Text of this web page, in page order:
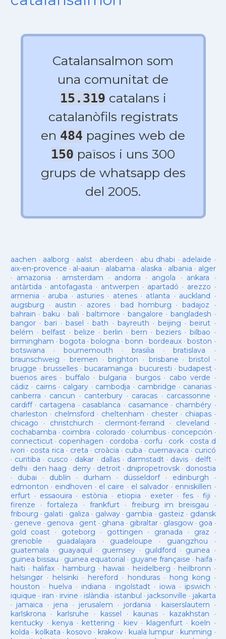
Catalansalmon som
una comunitat de
15.319 catalans i
catalanòfils registrats
en 484 pagines web de
150 països i uns 300
grups de whatsapp des
del 2005.
aachen · aalborg · aalst · aberdeen · abu dhabi · adelaide ·
aix-en-provence · al-aaiun · alabama · alaska · albania · alger
· amazonia · amsterdam · andorra · angola · ankara ·
antàrtida · antofagasta · antwerpen · apartadó · arezzo ·
armenia · aruba · asturies· atenes· atlanta · auckland ·
augsburg · austin · azores·bad homburg ·badajoz ·
bahrain ·baku · bali ·baltimore ·bangalore · bangladesh ·
bangor· bari ·basel ·bath · bayreuth ·beijing ·beirut ·
belém · belfast· belize · berlin ·bern ·beziers ·bilbao ·
birmingham · bogota · bologna ·bonn ·bordeaux ·boston ·
botswana · bournemouth ·brasilia ·bratislava ·
braunschweig · bremen ·brighton · brisbane · bristol ·
brugge · brusselles· bucaramanga · bucuresti · budapest·
buenos aires· buffalo · bulgaria · burgos· cabo verde ·
cádiz · cairns· calgary · cambodja · cambridge · canarias·
canberra · cancun · canterbury · caracas · carcassonne ·
cardiff· cartagena · casablanca · casamance · chambéry·
charleston · chelmsford · cheltenham · chester· chiapas ·
chicago · christchurch · clermont-ferrand · cleveland ·
cochabamba · coimbra · colorado · columbus· concepción ·
connecticut· copenhagen · cordoba · corfu · cork · costa d
ivori · costa rica · creta · croàcia · cuba · cuernavaca · curicó
· curitiba · cusco · dakar · dallas · darmstadt· davis · delft ·
delhi · den haag · derry· detroit· dnipropetrovsk· donostia
· dubai · dublín · durham · düsseldorf· edinburgh ·
edmonton · eindhoven · el caire · el salvador · enniskillen ·
erfurt· essaouira · estònia · etiopia · exeter· fes· fiji ·
firenze ·fortaleza · frankfurt· freiburg im breisgau ·
fribourg · galati · galiza · galway· gambia · gasteiz · gdansk
· geneve · genova · gent· ghana · gibraltar· glasgow· goa ·
gold coast · goteborg · gottingen · granada · graz ·
grenoble · guadalajara · guadeloupe · guangzhou ·
guatemala · guayaquil · guernsey· guildford · guinea ·
guinea bissau · guinea equatorial · guyane française · haifa ·
haiti · halifax · hamburg · hawaii · heidelberg · heilbronn ·
helsingør· helsinki · hereford · honduras· hong kong ·
houston · huelva · indiana · ingolstadt· iowa · ipswich ·
iquique · iran · irvine · islàndia · istanbul · jacksonville · jakarta
· jamaica · jena · jerusalem · jordania · kaiserslautern ·
karlskrona · karlsruhe · kassel · kaunas· kazakhstan ·
kentucky· kenya · kettering · kiev· klagenfurt · koeln ·
kolda · kolkata · kosovo · krakow· kuala lumpur · kunming ·